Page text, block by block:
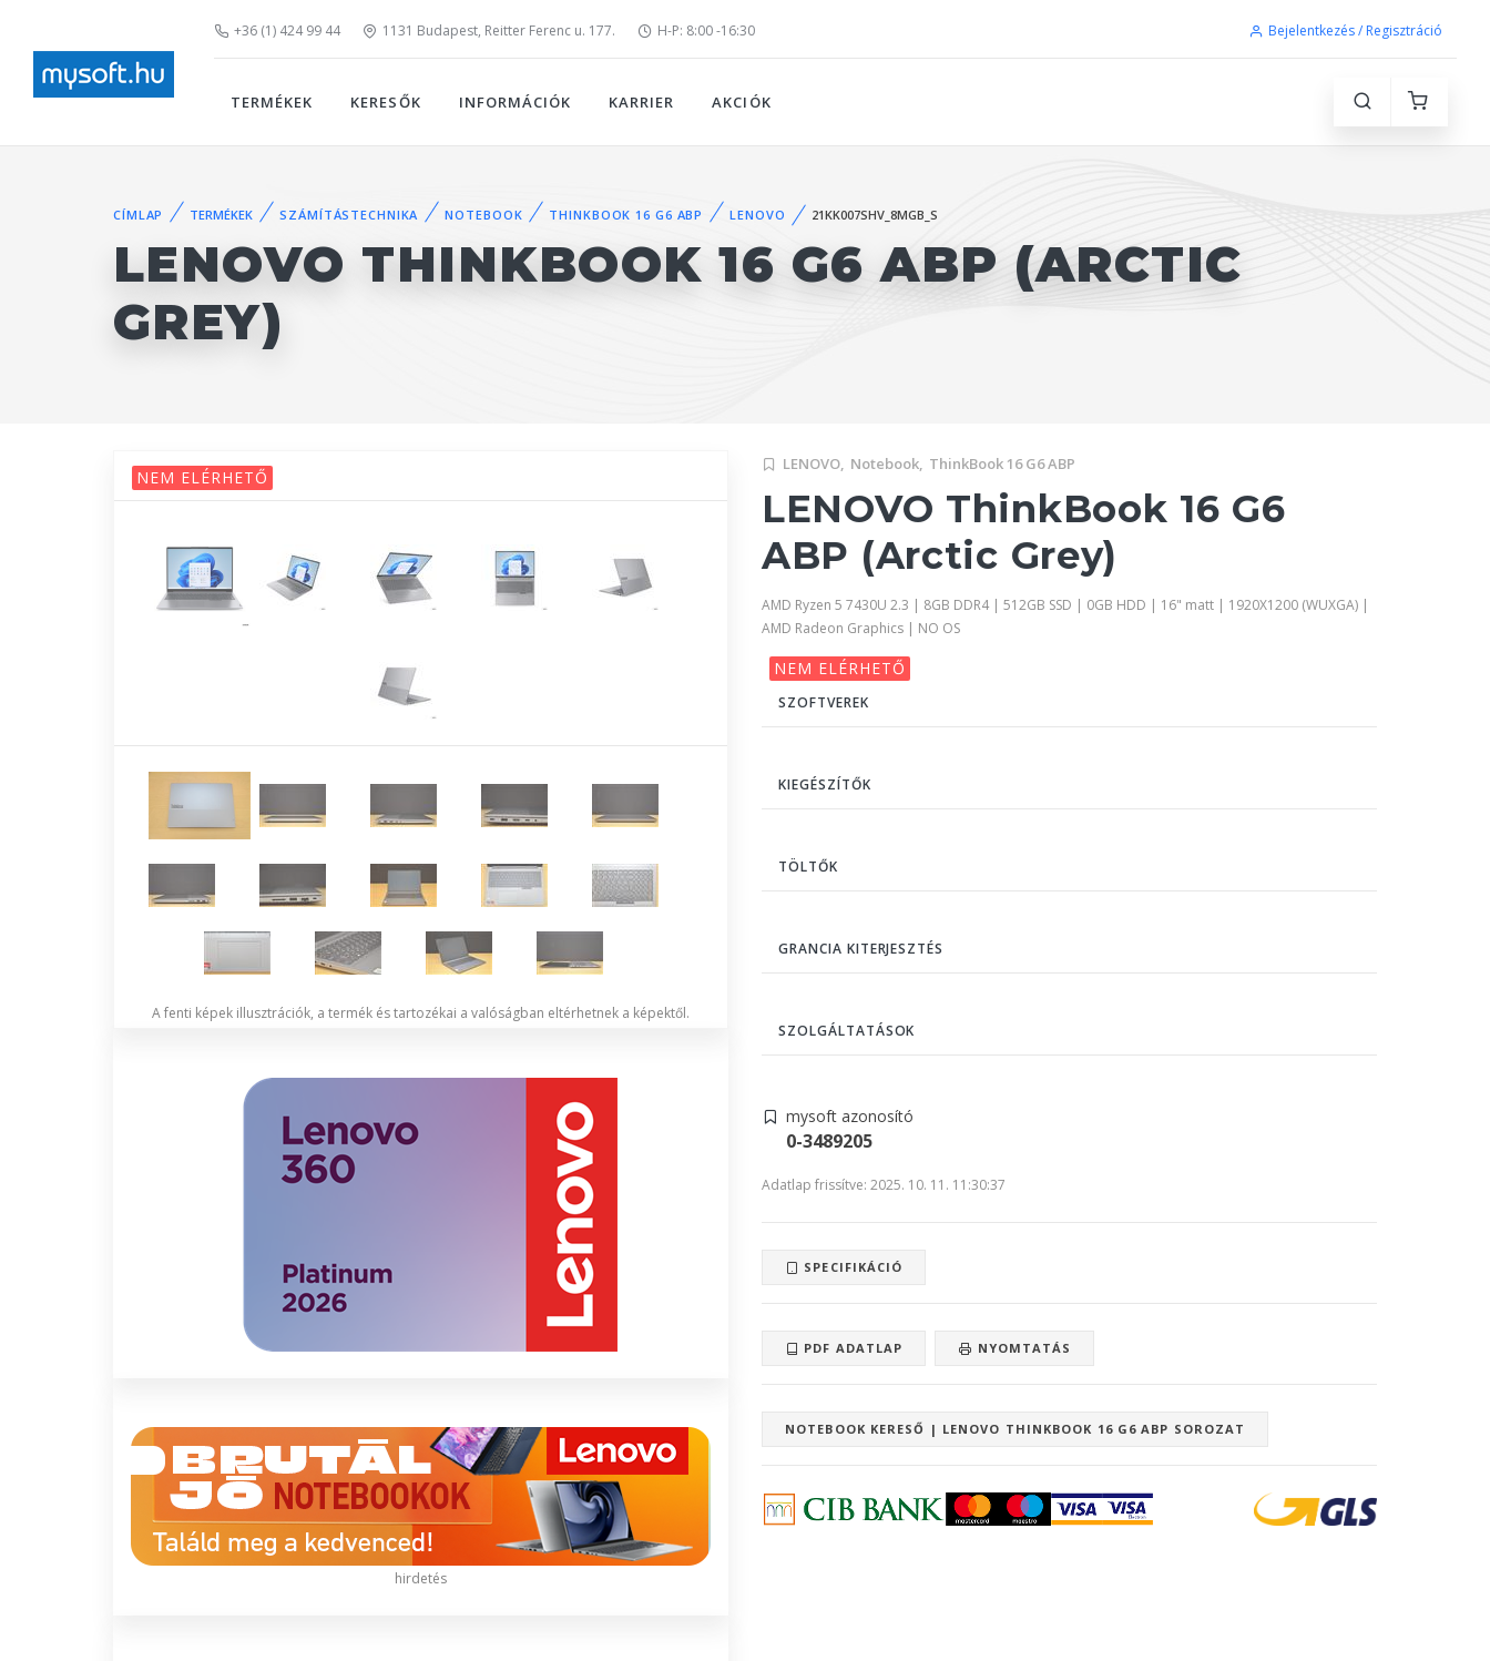
+36 (1) 424 99 44 1131 Budapest, Reitter Ferenc u. 177. H-P: 8:00 -16:30 Bejelentkezés / Regisztráció
TERMÉKEK KERESŐK INFORMÁCIÓK KARRIER AKCIÓK
CÍMLAP TERMÉKEK SZÁMÍTÁSTECHNIKA NOTEBOOK THINKBOOK 16 G6 ABP LENOVO 21KK007SHV_8MGB_S
LENOVO THINKBOOK 16 G6 ABP (ARCTIC
GREY)
NEM ELÉRHETŐ
A fenti képek illusztrációk, a termék és tartozékai a valóságban eltérhetnek a képektől.
hirdetés
LENOVO, Notebook, ThinkBook 16 G6 ABP
LENOVO ThinkBook 16 G6
ABP (Arctic Grey)
AMD Ryzen 5 7430U 2.3 | 8GB DDR4 | 512GB SSD | 0GB HDD | 16" matt | 1920X1200 (WUXGA) |
AMD Radeon Graphics | NO OS
NEM ELÉRHETŐ
SZOFTVEREK
KIEGÉSZÍTŐK
TÖLTŐK
GRANCIA KITERJESZTÉS
SZOLGÁLTATÁSOK
mysoft azonosító
0-3489205
Adatlap frissítve: 2025. 10. 11. 11:30:37
SPECIFIKÁCIÓ
PDF ADATLAP NYOMTATÁS
NOTEBOOK KERESŐ | LENOVO THINKBOOK 16 G6 ABP SOROZAT